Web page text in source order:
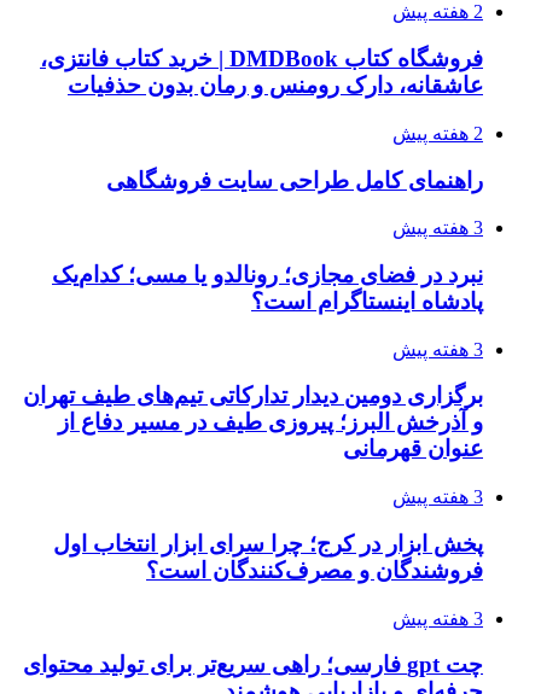
2 هفته پیش
فروشگاه کتاب DMDBook | خرید کتاب فانتزی،
عاشقانه، دارک رومنس و رمان بدون حذفیات
2 هفته پیش
راهنمای کامل طراحی سایت فروشگاهی
3 هفته پیش
نبرد در فضای مجازی؛ رونالدو یا مسی؛ کدام‌یک
پادشاه اینستاگرام است؟
3 هفته پیش
برگزاری دومین دیدار تدارکاتی تیم‌های طیف تهران
و آذرخش البرز؛ پیروزی طیف در مسیر دفاع از
عنوان قهرمانی
3 هفته پیش
پخش ابزار در کرج؛ چرا سرای ابزار انتخاب اول
فروشندگان و مصرف‌کنندگان است؟
3 هفته پیش
چت gpt فارسی؛ راهی سریع‌تر برای تولید محتوای